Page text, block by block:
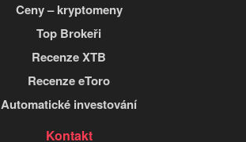
Ceny – kryptomeny
Top Brokeři
Recenze XTB
Recenze eToro
Automatické investování
Kontakt